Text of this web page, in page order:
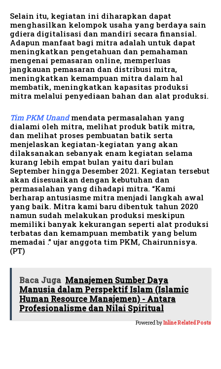
Selain itu, kegiatan ini diharapkan dapat
menghasilkan kelompok usaha yang berdaya sain
gdiera digitalisasi dan mandiri secara finansial.
Adapun manfaat bagi mitra adalah untuk dapat
meningkatkan pengetahuan dan pemahaman
mengenai pemasaran online, memperluas
jangkauan pemasaran dan distribusi mitra,
meningkatkan kemampuan mitra dalam hal
membatik, meningkatkan kapasitas produksi
mitra melalui penyediaan bahan dan alat produksi.
Tim PKM Unand mendata permasalahan yang
dialami oleh mitra, melihat produk batik mitra,
dan melihat proses pembuatan batik serta
menjelaskan kegiatan-kegiatan yang akan
dilaksanakan sebanyak enam kegiatan selama
kurang lebih empat bulan yaitu dari bulan
September hingga Desember 2021. Kegiatan tersebut
akan disesuaikan dengan kebutuhan dan
permasalahan yang dihadapi mitra. “Kami
berharap antusiasme mitra menjadi langkah awal
yang baik. Mitra kami baru dibentuk tahun 2020
namun sudah melakukan produksi meskipun
memiliki banyak kekurangan seperti alat produksi
terbatas dan kemampuan membatik yang belum
memadai .” ujar anggota tim PKM, Chairunnisya.
(PT)
Baca Juga Manajemen Sumber Daya
Manusia dalam Perspektif Islam (Islamic
Human Resource Manajemen) - Antara
Profesionalisme dan Nilai Spiritual
Powered byInline Related Posts